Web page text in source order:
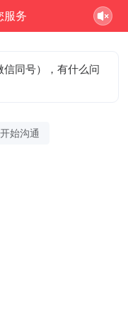
服务
同号），有什么问
始沟通